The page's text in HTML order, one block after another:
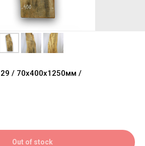
/ 70х400х1250мм /
Out of stock